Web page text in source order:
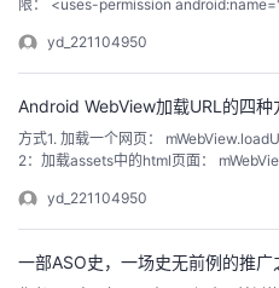
限： <uses-permission android:name="android.permission.INTERNET"/> 1
TTED错误。经过了解，发现API 28（...
yd_221104950
Android WebView加载URL的四种
方式1. 加载一个网页： mWebView.loadUrl("http://www.baidu.com"); 1 方式
2：加载assets中的html页面： mWebView.loadUrl("file:///android_asset/html/
获得con...
yd_221104950
一部ASO史，一场史无前例的推广